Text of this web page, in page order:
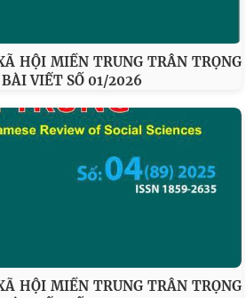
HỘI MIỀN TRUNG TRÂN TRỌNG
VIẾT SỐ 01/2026
HỘI MIỀN TRUNG TRÂN TRỌNG